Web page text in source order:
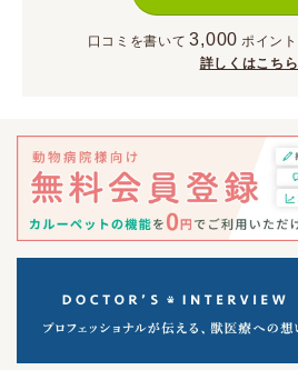
口コミを書いて 3,000 ポイント
詳しくはこちら